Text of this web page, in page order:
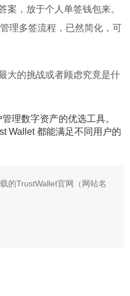
案，放于个人单签钱包来。
理多签流程，已然简化，可
大的挑战或者顾虑究竟是什
理数字资产的优选工具。
Wallet 都能满足不同用户的
的TrustWallet官网（网站名